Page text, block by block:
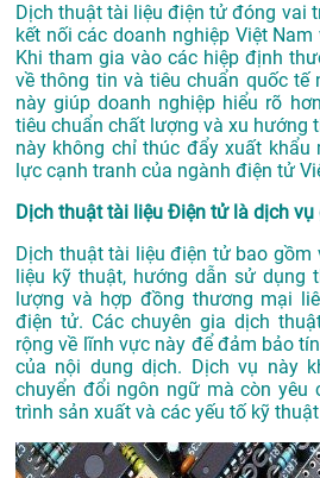
Dịch thuật tài liệu điện tử đóng vai
kết nối các doanh nghiệp Việt
Khi tham gia vào các hiệp định
về thông tin và tiêu chuẩn quốc tế
này giúp doanh nghiệp hiểu rõ
tiêu chuẩn chất lượng và xu hướng
này không chỉ thúc đẩy xuất khẩu
lực cạnh tranh của ngành điện tử
Dịch thuật tài liệu Điện tử là dịch vụ
Dịch thuật tài liệu điện tử bao gồm
liệu kỹ thuật, hướng dẫn sử dụng
lượng và hợp đồng thương mại
điện tử. Các chuyên gia dịch
rộng về lĩnh vực này để đảm bảo
của nội dung dịch. Dịch vụ này
chuyển đổi ngôn ngữ mà còn yêu
trình sản xuất và các yếu tố kỹ